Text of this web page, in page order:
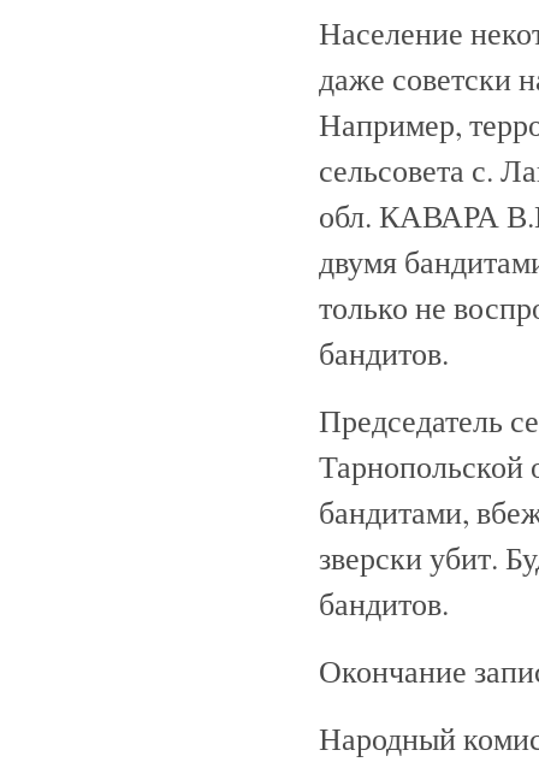
Население
даже советски
Например,
сельсовета с.
обл. КАВАРА
двумя
только не
бандитов.
Председатель
бандитами,
зверски убит.
бандитов.
Окончание
Народный